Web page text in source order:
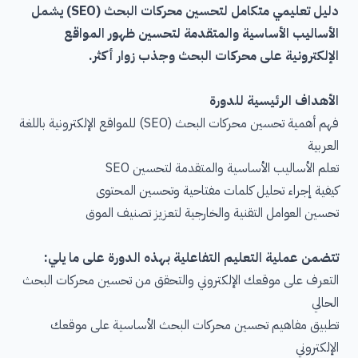
دليل تعليمي متكامل لتحسين محركات البحث (SEO) يشمل
الأساليب الأساسية والمتقدمة لتحسين ظهور المواقع
الإلكترونية على محركات البحث وجذب زوار أكثر.
الأهداف الرئيسية للدورة
فهم أهمية تحسين محركات البحث (SEO) للمواقع الإلكترونية باللغة
العربية
تعلم الأساليب الأساسية والمتقدمة لتحسين SEO
كيفية إجراء تحليل كلمات مفتاحية وتحسين المحتوى
تحسين العوامل التقنية والخارجية لتعزيز تصنيف الموق
تتضمن عملية التعليم التفاعلية بهذه الدورة على ما يلي:
التعرف على موقعك الإلكتروني والتحقق من تحسين محركات البحث
الحالي
تطبيق مفاهيم تحسين محركات البحث الأساسية على موقعك
الإلكتروني